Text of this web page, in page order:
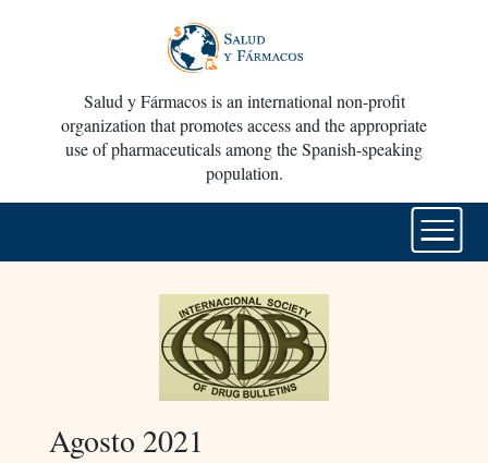
Salud y Fármacos is an international non-profit
organization that promotes access and the appropriate
use of pharmaceuticals among the Spanish-speaking
population.
Agosto 2021